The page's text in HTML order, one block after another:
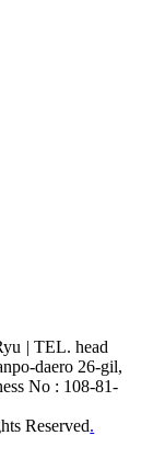
| TEL. head
daero 26-gil,
No : 108-81-
Reserved.